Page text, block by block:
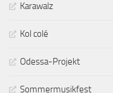
Karawalz
Kol colé
Odessa-Projekt
Sommermusikfest